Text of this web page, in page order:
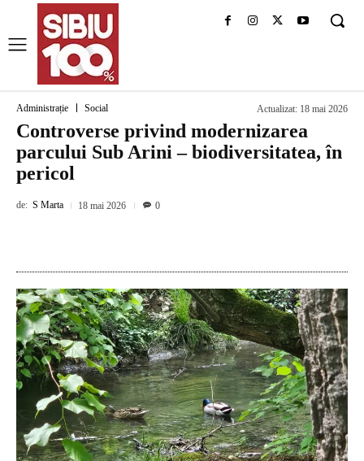
Administrație Social Actualizat: 18 mai 2026
Controverse privind modernizarea
parcului Sub Arini – biodiversitatea, în
pericol
de: S Marta 18 mai 2026 0